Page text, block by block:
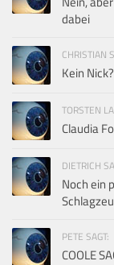
dabei
CHRISTIAN
Kein Nick?
TORSTEN
Claudia
DIETRICH
Noch ein
PETE SAGT:
COOLE